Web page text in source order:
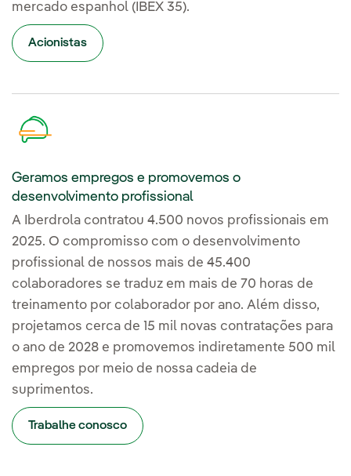
mercado espanhol (IBEX 35).
Acionistas
Geramos empregos e promovemos o
desenvolvimento profissional
A Iberdrola contratou 4.500 novos profissionais em
2025. O compromisso com o desenvolvimento
profissional de nossos mais de 45.400
colaboradores se traduz em mais de 70 horas de
treinamento por colaborador por ano. Além disso,
projetamos cerca de 15 mil novas contratações para
o ano de 2028 e promovemos indiretamente 500 mil
empregos por meio de nossa cadeia de
suprimentos.
Trabalhe conosco